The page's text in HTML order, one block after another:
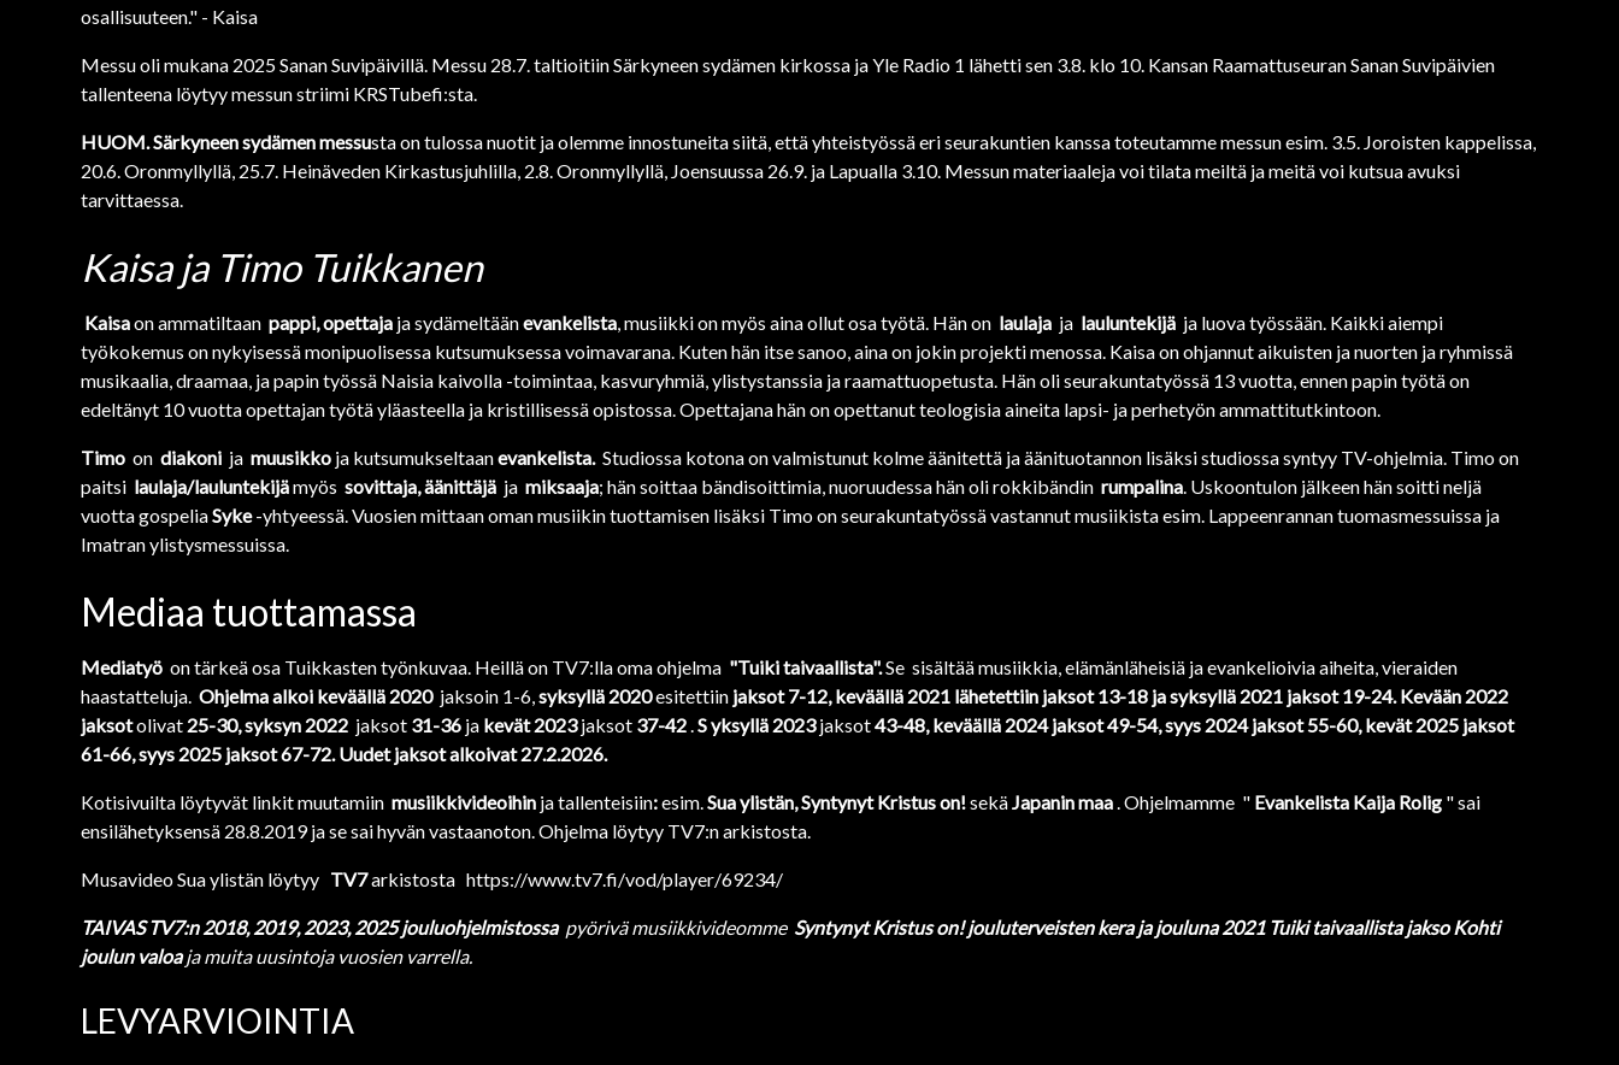
osallisuuteen." - Kaisa
Messu oli mukana 2025 Sanan Suvipäivillä. Messu 28.7. taltioitiin Särkyneen sydämen kirkossa ja Yle Radio 1 lähetti sen 3.8. klo 10. Kansan Raamattuseuran Sanan Suvipäivien
tallenteena löytyy messun striimi KRSTubefi:sta.
HUOM. Särkyneen sydämen messusta on tulossa nuotit ja olemme innostuneita siitä, että yhteistyössä eri seurakuntien kanssa toteutamme messun esim. 3.5. Joroisten kappelissa,
20.6. Oronmyllyllä, 25.7. Heinäveden Kirkastusjuhlilla, 2.8. Oronmyllyllä, Joensuussa 26.9. ja Lapualla 3.10. Messun materiaaleja voi tilata meiltä ja meitä voi kutsua avuksi
tarvittaessa.
Kaisa ja Timo Tuikkanen
Kaisaon ammatiltaan pappi,opettaja ja sydämeltäänevankelista, musiikki on myös aina ollut osa työtä. Hän on laulaja ja lauluntekijä ja luova työssään. Kaikki aiempi
työkokemus on nykyisessä monipuolisessa kutsumuksessa voimavarana. Kuten hän itse sanoo, aina on jokin projekti menossa. Kaisa on ohjannut aikuisten ja nuorten ja ryhmissä
musikaalia, draamaa, ja papin työssä Naisia kaivolla -toimintaa, kasvuryhmiä, ylistystanssia ja raamattuopetusta. Hän oli seurakuntatyössä 13 vuotta, ennen papin työtä on
edeltänyt 10 vuotta opettajan työtä yläasteella ja kristillisessä opistossa. Opettajana hän on opettanut teologisia aineita lapsi- ja perhetyön ammattitutkintoon.
Timo on diakoni ja muusikko ja kutsumukseltaanevankelista.Studiossa kotona on valmistunut kolme äänitettä ja äänituotannon lisäksi studiossa syntyy TV-ohjelmia. Timo on
paitsi laulaja/lauluntekijämyös sovittaja, äänittäjä ja miksaaja; hän soittaa bändisoittimia, nuoruudessa hän oli rokkibändin rumpalina. Uskoontulon jälkeen hän soitti neljä
vuotta gospeliaSyke-yhtyeessä. Vuosien mittaan oman musiikin tuottamisen lisäksi Timo on seurakuntatyössä vastannut musiikista esim. Lappeenrannan tuomasmessuissa ja
Imatran ylistysmessuissa.
Mediaa tuottamassa
Mediatyö on tärkeä osa Tuikkasten työnkuvaa. Heillä on TV7:lla oma ohjelma "Tuiki taivaallista".Se sisältää musiikkia, elämänläheisiä ja evankelioivia aiheita, vieraiden
haastatteluja.Ohjelma alkoi keväällä 2020jaksoin 1-6,syksyllä 2020esitettiin jaksot 7-12, keväällä 2021 lähetettiin jaksot 13-18 ja syksyllä 2021 jaksot 19-24. Kevään 2022
jaksotolivat 25-30, syksyn 2022 jaksot 31-36 ja kevät 2023jaksot 37-42.Syksyllä 2023jaksot43-48, keväällä 2024 jaksot 49-54, syys 2024 jaksot 55-60, kevät 2025 jaksot
61-66, syys 2025 jaksot 67-72. Uudet jaksot alkoivat 27.2.2026.
Kotisivuilta löytyvät linkit muutamiinmusiikkivideoihin ja tallenteisiin:esim.Sua ylistän, Syntynyt Kristus on!sekäJapanin maa. Ohjelmamme " Evankelista Kaija Rolig " sai
ensilähetyksensä 28.8.2019 ja se sai hyvän vastaanoton. Ohjelma löytyy TV7:n arkistosta.
Musavideo Sua ylistän löytyy TV7arkistostahttps://www.tv7.fi/vod/player/69234/
TAIVAS TV7:n 2018, 2019, 2023, 2025 jouluohjelmistossa pyörivä musiikkivideomme Syntynyt Kristus on! jouluterveisten kera ja jouluna 2021 Tuiki taivaallista jakso Kohti
joulun valoaja muita uusintoja vuosien varrella.
LEVYARVIOINTIA